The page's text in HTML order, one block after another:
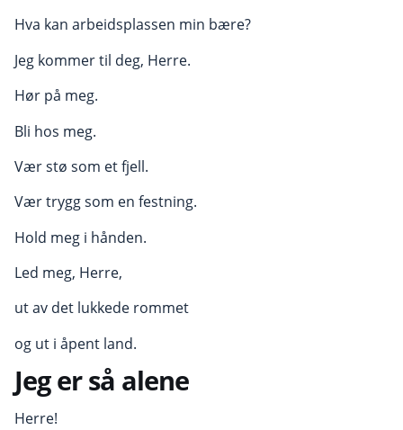
Hva kan arbeidsplassen min bære?
Jeg kommer til deg, Herre.
Hør på meg.
Bli hos meg.
Vær stø som et fjell.
Vær trygg som en festning.
Hold meg i hånden.
Led meg, Herre,
ut av det lukkede rommet
og ut i åpent land.
Jeg er så alene
Herre!